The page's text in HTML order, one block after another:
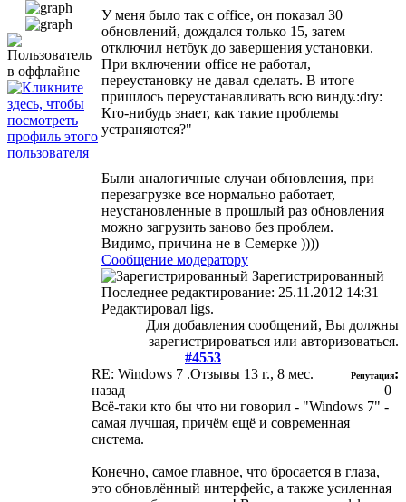
У меня было так с office, он показал 30
обновлений, дождался только 15, затем
отключил нетбук до завершения установки.
При включении office не работал,
переустановку не давал сделать. В итоге
пришлось переустанавливать всю винду.:dry:
Кто-нибудь знает, как такие проблемы
устраняются?"
Были аналогичные случаи обновления, при
перезагрузке все нормально работает,
неустановленные в прошлый раз обновления
можно загрузить заново без проблем.
Видимо, причина не в Семерке ))))
Сообщение модератору
Зарегистрированный
Последнее редактирование: 25.11.2012 14:31
Редактировал ligs.
Для добавления сообщений, Вы должны
зарегистрироваться или авторизоваться.
#4553
RE: Windows 7 .Отзывы 13 г., 8 мес.
назад
Репутация:
0
Всё-таки кто бы что ни говорил - "Windows 7" -
самая лучшая, причём ещё и современная
система.
Конечно, самое главное, что бросается в глаза,
это обновлённый интерфейс, а также усиленная